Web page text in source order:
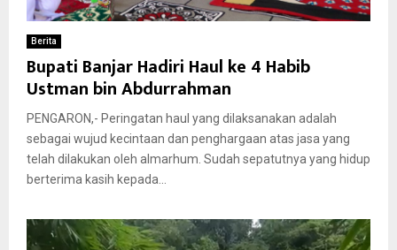
Berita
Bupati Banjar Hadiri Haul ke 4 Habib
Ustman bin Abdurrahman
PENGARON,- Peringatan haul yang dilaksanakan adalah
sebagai wujud kecintaan dan penghargaan atas jasa yang
telah dilakukan oleh almarhum. Sudah sepatutnya yang hidup
berterima kasih kepada...